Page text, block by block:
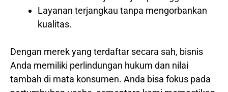
Layanan terjangkau tanpa mengorbankan
kualitas.
Dengan merek yang terdaftar secara sah, bisnis
Anda memiliki perlindungan hukum dan nilai
tambah di mata konsumen. Anda bisa fokus pada